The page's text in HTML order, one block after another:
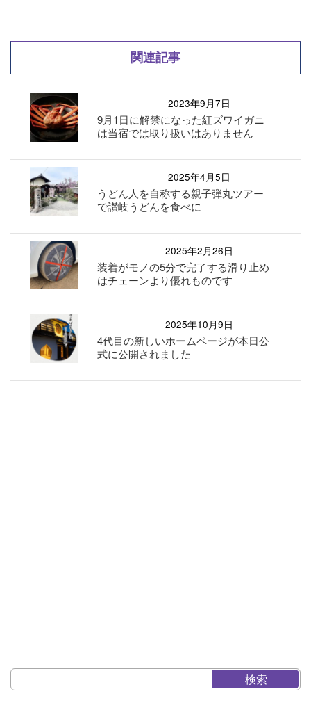
関連記事
2023年9月7日
9月1日に解禁になった紅ズワイガニ
は当宿では取り扱いはありません
2025年4月5日
うどん人を自称する親子弾丸ツアー
で讃岐うどんを食べに
2025年2月26日
装着がモノの5分で完了する滑り止め
はチェーンより優れものです
2025年10月9日
4代目の新しいホームページが本日公
式に公開されました